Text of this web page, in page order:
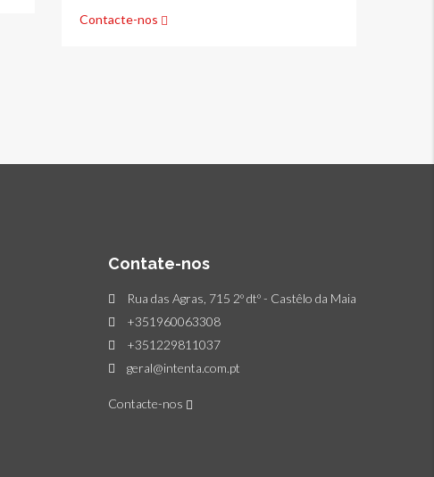
Contacte-nos
Contate-nos
Rua das Agras, 715 2º dtº - Castêlo da Maia
+351960063308
+351229811037
geral@intenta.com.pt
Contacte-nos